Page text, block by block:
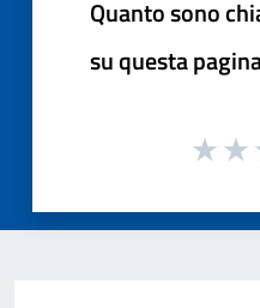
Quanto sono
su questa